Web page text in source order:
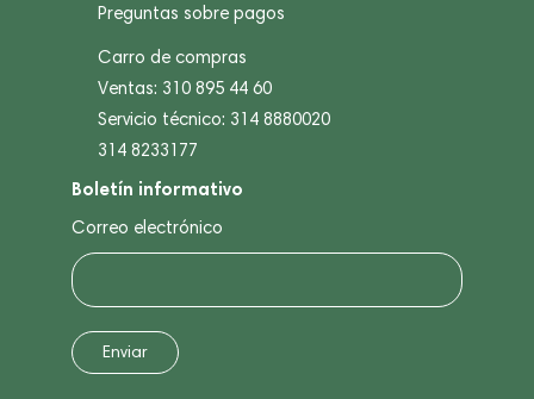
Preguntas sobre pagos
Carro de compras
Ventas: 310 895 44 60
Servicio técnico: 314 8880020
314 8233177
Boletín informativo
Correo electrónico